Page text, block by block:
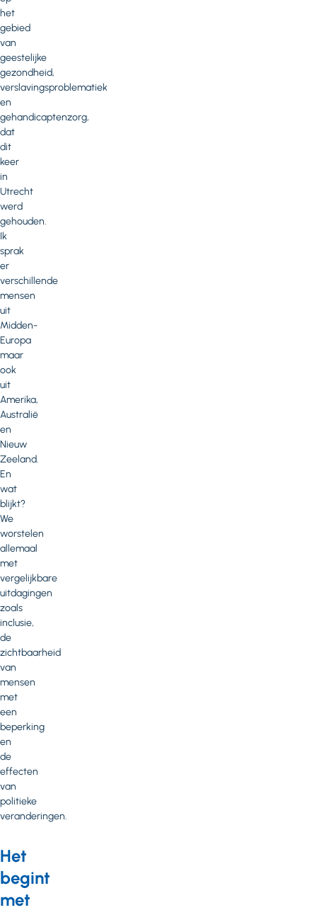
het
gebied
van
geestelijke
gezondheid,
verslavingsproblematiek
en
gehandicaptenzorg,
dat
dit
keer
in
Utrecht
werd
gehouden.
Ik
sprak
er
verschillende
mensen
uit
Midden-
Europa
maar
ook
uit
Amerika,
Australië
en
Nieuw
Zeeland.
En
wat
blijkt?
We
worstelen
allemaal
met
vergelijkbare
uitdagingen
zoals
inclusie,
de
zichtbaarheid
van
mensen
met
een
beperking
en
de
effecten
van
politieke
veranderingen.
Het
begint
met